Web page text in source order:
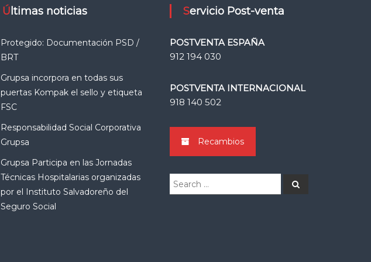
Últimas noticias
Protegido: Documentación PSD /
BRT
Grupsa incorpora en todas sus
puertas Kompak el sello y etiqueta
FSC
Responsabilidad Social Corporativa
Grupsa
Grupsa Participa en las Jornadas
Técnicas Hospitalarias organizadas
por el Instituto Salvadoreño del
Seguro Social
Servicio Post-venta
POSTVENTA ESPAÑA
912 194 030
POSTVENTA INTERNACIONAL
918 140 502
Recambios
Search
for:
Search